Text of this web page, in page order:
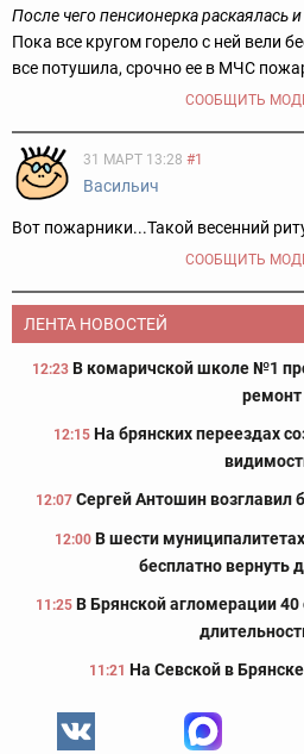
После чего пенсионерка раскаялась
Пока все кругом горело с ней вели
все потушила, срочно ее в МЧС
СООБЩИТЬ
31 МАРТ 13:28 #1
Васильич
Вот пожарники...Такой весенний
СООБЩИТЬ
ЛЕНТА НОВОСТЕЙ
12:23 В комаричской школе №1
ремонт
12:15 На брянских переездах
12:07 Сергей Антошин возглавил
12:00 В шести
бесплатно вернуть
11:25 В Брянской агломерации
11:21 На Севской в